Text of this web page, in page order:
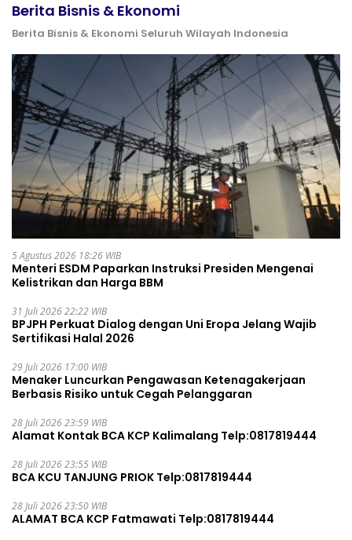
Berita Bisnis & Ekonomi
Berita Bisnis & Ekonomi Seluruh Wilayah Indonesia
5 Agustus 2026 18:26 WIB
Menteri ESDM Paparkan Instruksi Presiden Mengenai
Kelistrikan dan Harga BBM
31 Juli 2026 22:22 WIB
BPJPH Perkuat Dialog dengan Uni Eropa Jelang Wajib
Sertifikasi Halal 2026
29 Juli 2026 17:00 WIB
Menaker Luncurkan Pengawasan Ketenagakerjaan
Berbasis Risiko untuk Cegah Pelanggaran
28 Juli 2026 23:59 WIB
Alamat Kontak BCA KCP Kalimalang Telp:0817819444
28 Juli 2026 23:55 WIB
BCA KCU TANJUNG PRIOK Telp:0817819444
28 Juli 2026 23:50 WIB
ALAMAT BCA KCP Fatmawati Telp:0817819444